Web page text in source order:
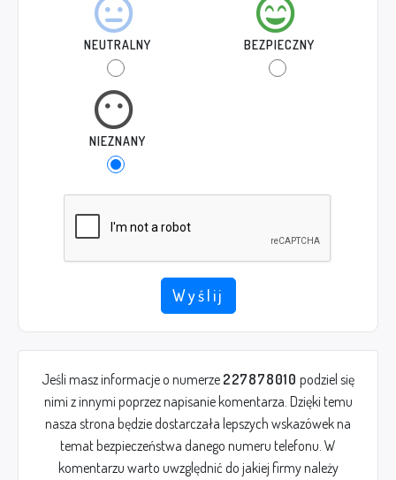
NEUTRALNY BEZPIECZNY
NIEZNANY
Wyślij
Jeśli masz informacje o numerze 227878010 podziel się
nimi z innymi poprzez napisanie komentarza. Dzięki temu
nasza strona będzie dostarczała lepszych wskazówek na
temat bezpieczeństwa danego numeru telefonu. W
komentarzu warto uwzględnić do jakiej firmy należy